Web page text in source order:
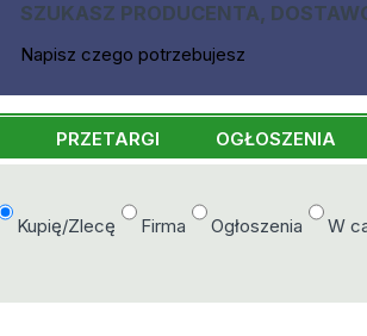
SZUKASZ PRODUCENTA,
Napisz czego potrzebujesz
PRZETARGI OGŁOSZENIA
Kupię/Zlecę Firma Ogłoszenia W